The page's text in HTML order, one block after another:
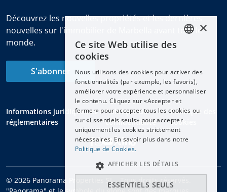
Découvrez les nouvelles propriétés et les dernières
nouvelles sur l'immobilier de Marbella avant tout le
monde.
S'abonner
Informations juridiques et
réglementaires
Politique de
confidentialité
Politique des
cookies
© 2026 Panorama Properties SL - Tous droits réservés.
ENGLISH
DEUTSCH
FRANÇAIS
NEDERLANDS
×
Ce site Web utilise des
cookies
Nous utilisons des cookies pour activer des
fonctionnalités (par exemple, les favoris),
améliorer votre expérience et personnaliser
le contenu. Cliquez sur «Accepter et
fermer» pour accepter tous les cookies ou
sur «Essentiels seuls» pour accepter
uniquement les cookies strictement
nécessaires. En savoir plus dans notre
Politique de Cookies.
ESSENTIELS SEULS
AFFICHER LES DÉTAILS